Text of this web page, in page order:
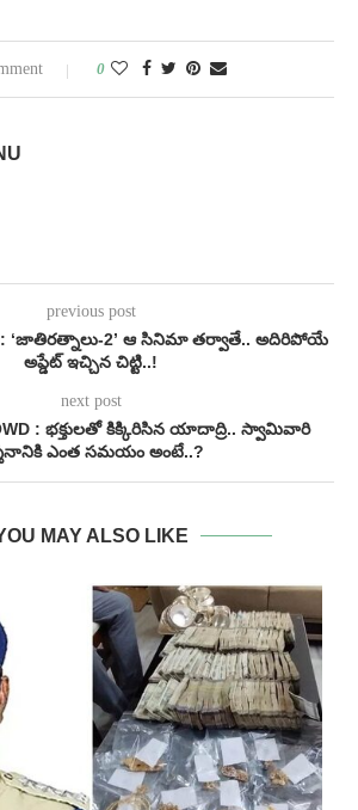
0
previous post
‘జాతిరత్నాలు-2’ ఆ సినిమా తర్వాతే.. అదిరిపోయే
అప్డేట్ ఇచ్చిన చిట్టి..!
next post
: భక్తులతో కిక్కిరిసిన యాదాద్రి.. స్వామివారి
ఎంత సమయం అంటే..?
MAY ALSO LIKE